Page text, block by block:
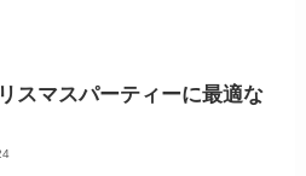
スマスパーティーに最適な